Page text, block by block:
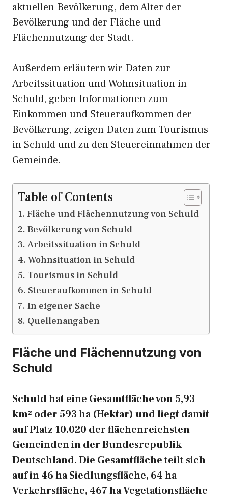
aktuellen Bevölkerung, dem Alter der
Bevölkerung und der Fläche und
Flächennutzung der Stadt.
Außerdem erläutern wir Daten zur
Arbeitssituation und Wohnsituation in
Schuld, geben Informationen zum
Einkommen und Steueraufkommen der
Bevölkerung, zeigen Daten zum Tourismus
in Schuld und zu den Steuereinnahmen der
Gemeinde.
Table of Contents
Fläche und Flächennutzung von Schuld
Bevölkerung von Schuld
Arbeitssituation in Schuld
Wohnsituation in Schuld
Tourismus in Schuld
Steueraufkommen in Schuld
In eigener Sache
Quellenangaben
Fläche und Flächennutzung von
Schuld
Schuld hat eine Gesamtfläche von 5,93
km² oder 593 ha (Hektar) und liegt damit
auf Platz 10.020 der flächenreichsten
Gemeinden in der Bundesrepublik
Deutschland. Die Gesamtfläche teilt sich
auf in 46 ha Siedlungsfläche, 64 ha
Verkehrsfläche, 467 ha Vegetationsfläche